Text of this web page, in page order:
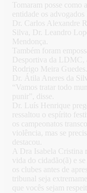
Tomaram posse
entidade os
Dr. Carlos Alexandre
Silva, Dr. Leandro
Mendonça.
Também foram
Desportiva da LDMC,
Rodrigo Meira Guedes.
Dr. Átila Aneres da
“Vamos tratar todo
punir”, disse.
Dr. Luís Henrique
ressaltou o espírito
os campeonatos
violência, mas se
destacou.
A Dra Isabela Cristina
vida do cidadão(ã) e
os clubes antes de
tribunal seja
que vocês sejam